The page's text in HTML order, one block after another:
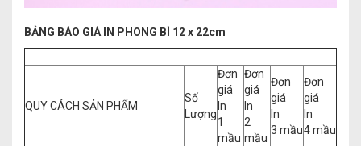
BẢNG BÁO GIÁ IN PHONG BÌ 12 x 22cm
QUY CÁCH SẢN PHẨM
Số
Lượng
Đơn
giá
In
1
mầu
Đơn
giá
In
2
mầu
Đơn
giá
In
3 mầu
Đơn
giá
In
4 mầu